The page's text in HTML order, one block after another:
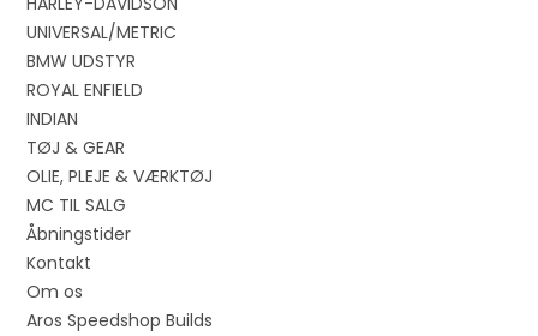
UNIVERSAL/METRIC
BMW UDSTYR
ROYAL ENFIELD
INDIAN
TØJ & GEAR
OLIE, PLEJE & VÆRKTØJ
MC TIL SALG
Åbningstider
Kontakt
Om os
Aros Speedshop Builds